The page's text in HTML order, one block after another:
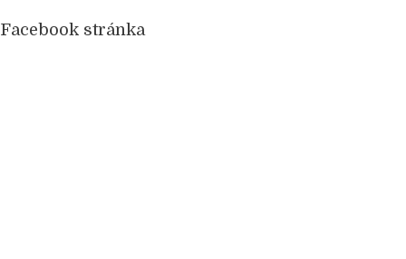
Facebook stránka